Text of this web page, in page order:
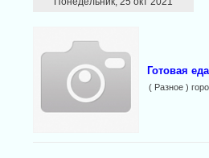
Готовая
( Разное )